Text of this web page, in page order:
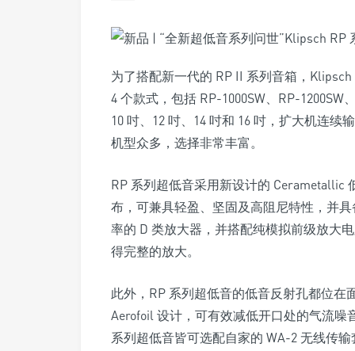
为了搭配新一代的 RP II 系列音箱，
4 个款式，包括 RP-1000SW、RP-1200SW
10 吋、12 吋、14 吋和 16 吋，扩大机连续
机型众多，选择非常丰富。
RP 系列超低音采用新设计的 Cerametallic
布，可兼具轻盈、坚固及高阻尼特性，并
率的 D 类放大器，并搭配纯模拟前级放大
得完整的放大。
此外，RP 系列超低音的低音反射孔都位
Aerofoil 设计，可有效减低开口处的气流
系列超低音皆可选配自家的 WA-2 无线传